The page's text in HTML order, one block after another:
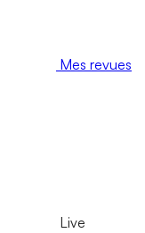
Mes revues
Live